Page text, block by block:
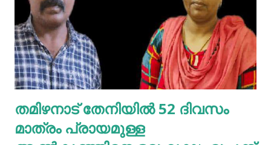
ആസിഡ്. ചില ഭക്ഷണങ്ങളിൽ ഉയർന്ന നിലവാരത്തിലുള്ള
പ്യൂരിനുകൾ കാണപ്പെടുന്നു , അവ നിങ്ങളുടെ ശരീരത്തിൽ
രൂപപ്പെടുകയും വിഘടിപ്പിക്കുകയും ചെയ്യുന്നു.
സാധാരണയായി, നിങ്ങളുടെ ശരീരം നിങ്ങളുടെ
വൃക്കകളിലൂടെയും മൂത്രത്തിലൂടെയും യൂറിക് ആസിഡ്
ഫിൽട്ടർ ചെയ്യുന്നു. നിങ്ങൾ അമിതമായി പ്യൂരിൻ
കഴിക്കുകയോ ഈ ഉപോൽപ്പന്നം അടിഞ്ഞുകൂടുകയോ
ചെയ്താൽ നിങ്ങളുടെ ശരീരത്തിന് കഴിയുന്നില്ലെങ്കിലും
യൂറിക് ആസിഡ് നിങ്ങളുടെ രക്തത്തിൽ ഞെരുങ...
തമിഴനാട് തേനിയില്‍ 52 ദിവസം
മാത്രം പ്രായമുള്ള